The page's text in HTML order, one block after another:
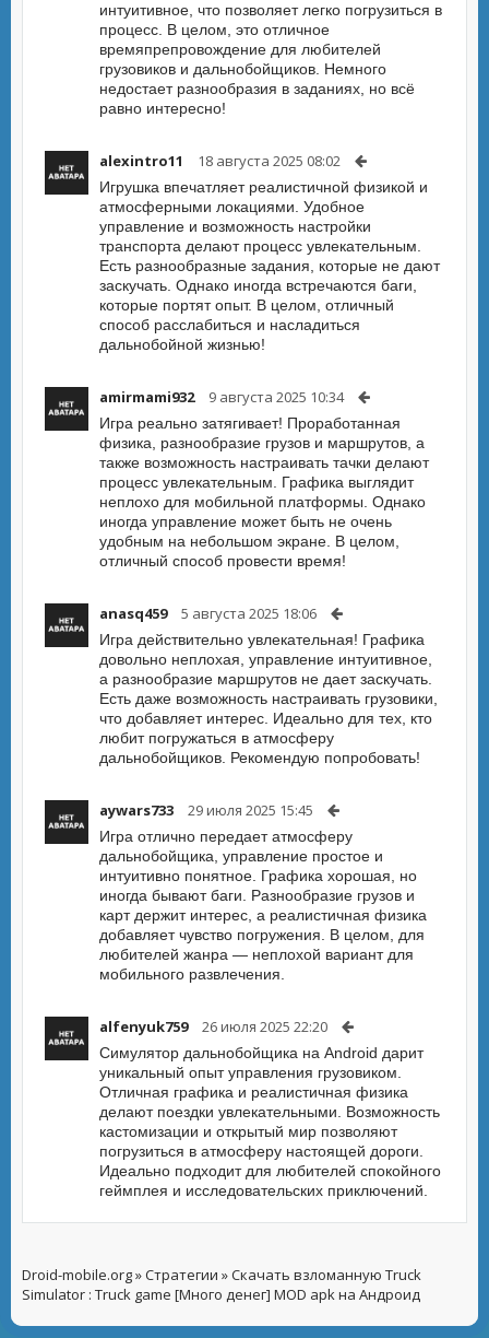
интуитивное, что позволяет легко погрузиться в
процесс. В целом, это отличное
времяпрепровождение для любителей
грузовиков и дальнобойщиков. Немного
недостает разнообразия в заданиях, но всё
равно интересно!
alexintro11 18 августа 2025 08:02
Игрушка впечатляет реалистичной физикой и
атмосферными локациями. Удобное
управление и возможность настройки
транспорта делают процесс увлекательным.
Есть разнообразные задания, которые не дают
заскучать. Однако иногда встречаются баги,
которые портят опыт. В целом, отличный
способ расслабиться и насладиться
дальнобойной жизнью!
amirmami932 9 августа 2025 10:34
Игра реально затягивает! Проработанная
физика, разнообразие грузов и маршрутов, а
также возможность настраивать тачки делают
процесс увлекательным. Графика выглядит
неплохо для мобильной платформы. Однако
иногда управление может быть не очень
удобным на небольшом экране. В целом,
отличный способ провести время!
anasq459 5 августа 2025 18:06
Игра действительно увлекательная! Графика
довольно неплохая, управление интуитивное,
а разнообразие маршрутов не дает заскучать.
Есть даже возможность настраивать грузовики,
что добавляет интерес. Идеально для тех, кто
любит погружаться в атмосферу
дальнобойщиков. Рекомендую попробовать!
aywars733 29 июля 2025 15:45
Игра отлично передает атмосферу
дальнобойщика, управление простое и
интуитивно понятное. Графика хорошая, но
иногда бывают баги. Разнообразие грузов и
карт держит интерес, а реалистичная физика
добавляет чувство погружения. В целом, для
любителей жанра — неплохой вариант для
мобильного развлечения.
alfenyuk759 26 июля 2025 22:20
Симулятор дальнобойщика на Android дарит
уникальный опыт управления грузовиком.
Отличная графика и реалистичная физика
делают поездки увлекательными. Возможность
кастомизации и открытый мир позволяют
погрузиться в атмосферу настоящей дороги.
Идеально подходит для любителей спокойного
геймплея и исследовательских приключений.
Droid-mobile.org»Стратегии » Скачать взломанную Truck
Simulator : Truck game [Много денег] MOD apk на Андроид